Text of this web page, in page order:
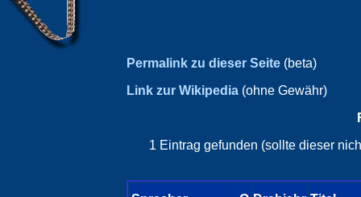
Permalink zu dieser Seite (beta)
Link zur Wikipedia (ohne Gewähr)
1 Eintrag gefunden (sollte dieser